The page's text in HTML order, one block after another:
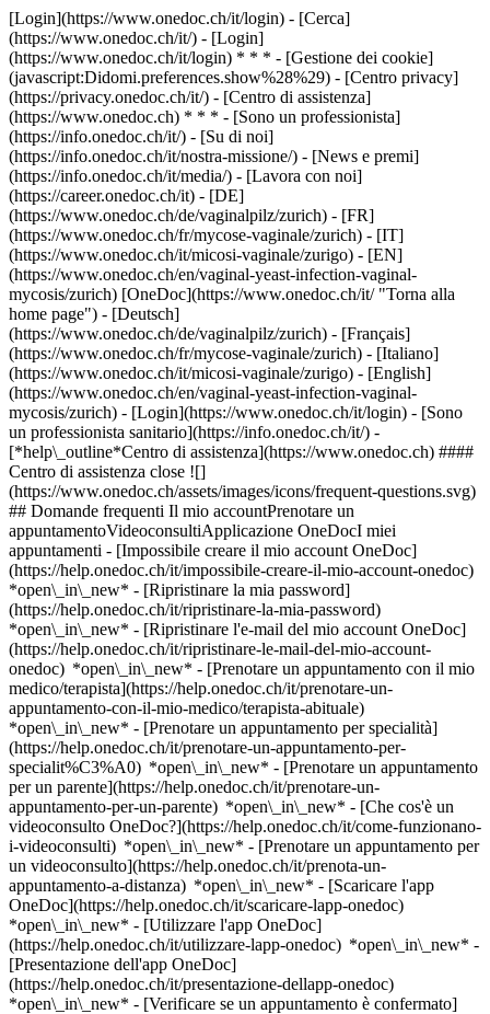
[Login](https://www.onedoc.ch/it/login) - [Cerca]
(https://www.onedoc.ch/it/) - [Login]
(https://www.onedoc.ch/it/login) * * * - [Gestione dei cookie]
(javascript:Didomi.preferences.show%28%29) - [Centro privacy]
(https://privacy.onedoc.ch/it/) - [Centro di assistenza]
(https://www.onedoc.ch) * * * - [Sono un professionista]
(https://info.onedoc.ch/it/) - [Su di noi]
(https://info.onedoc.ch/it/nostra-missione/) - [News e premi]
(https://info.onedoc.ch/it/media/) - [Lavora con noi]
(https://career.onedoc.ch/it) - [DE]
(https://www.onedoc.ch/de/vaginalpilz/zurich) - [FR]
(https://www.onedoc.ch/fr/mycose-vaginale/zurich) - [IT]
(https://www.onedoc.ch/it/micosi-vaginale/zurigo) - [EN]
(https://www.onedoc.ch/en/vaginal-yeast-infection-vaginal-
mycosis/zurich) [OneDoc](https://www.onedoc.ch/it/ "Torna alla
home page") - [Deutsch]
(https://www.onedoc.ch/de/vaginalpilz/zurich) - [Français]
(https://www.onedoc.ch/fr/mycose-vaginale/zurich) - [Italiano]
(https://www.onedoc.ch/it/micosi-vaginale/zurigo) - [English]
(https://www.onedoc.ch/en/vaginal-yeast-infection-vaginal-
mycosis/zurich) - [Login](https://www.onedoc.ch/it/login) - [Sono
un professionista sanitario](https://info.onedoc.ch/it/) -
[*help\_outline*Centro di assistenza](https://www.onedoc.ch) ####
Centro di assistenza close ![]
(https://www.onedoc.ch/assets/images/icons/frequent-questions.svg)
## Domande frequenti Il mio accountPrenotare un
appuntamentoVideoconsultiApplicazione OneDocI miei
appuntamenti - [Impossibile creare il mio account OneDoc]
(https://help.onedoc.ch/it/impossibile-creare-il-mio-account-onedoc)
*open\_in\_new* - [Ripristinare la mia password]
(https://help.onedoc.ch/it/ripristinare-la-mia-password)
*open\_in\_new* - [Ripristinare l'e-mail del mio account OneDoc]
(https://help.onedoc.ch/it/ripristinare-le-mail-del-mio-account-
onedoc) *open\_in\_new* - [Prenotare un appuntamento con il mio
medico/terapista](https://help.onedoc.ch/it/prenotare-un-
appuntamento-con-il-mio-medico/terapista-abituale)
*open\_in\_new* - [Prenotare un appuntamento per specialità]
(https://help.onedoc.ch/it/prenotare-un-appuntamento-per-
specialit%C3%A0) *open\_in\_new* - [Prenotare un appuntamento
per un parente](https://help.onedoc.ch/it/prenotare-un-
appuntamento-per-un-parente) *open\_in\_new* - [Che cos'è un
videoconsulto OneDoc?](https://help.onedoc.ch/it/come-funzionano-
i-videoconsulti) *open\_in\_new* - [Prenotare un appuntamento per
un videoconsulto](https://help.onedoc.ch/it/prenota-un-
appuntamento-a-distanza) *open\_in\_new* - [Scaricare l'app
OneDoc](https://help.onedoc.ch/it/scaricare-lapp-onedoc)
*open\_in\_new* - [Utilizzare l'app OneDoc]
(https://help.onedoc.ch/it/utilizzare-lapp-onedoc) *open\_in\_new* -
[Presentazione dell'app OneDoc]
(https://help.onedoc.ch/it/presentazione-dellapp-onedoc)
*open\_in\_new* - [Verificare se un appuntamento è confermato](https://help.onedoc.ch/it/verificare-se-un-appuntamento-%C3%A8-confermato) *open\_in\_new* - [Annullare un appuntamento prenotato online su OneDoc](https://help.onedoc.ch/it/annullare-un-appuntamento-prenotato-online-su-onedoc) *open\_in\_new* - [Non ho ricevuto la conferma dell'appuntamento](https://help.onedoc.ch/it/non-ho-ricevuto-la-conferma-dellappuntamento) *open\_in\_new* [Vedi tutti i nostri articoli *open\_in\_new*](https://help.onedoc.ch/it/) close ## Modifica la ricerca ![Casa con segno più che indica che la consultazione può essere effettuata in sede](https://www.onedoc.ch/assets/images/icons/on-site.svg) In loco ![Fotocamera con simbolo play che indica che la consultazione può essere effettuata a distanza in video](https://www.onedoc.ch/assets/images/icons/remote.svg) A distanza Cerca #### Specialità #### Professionisti #### Istituti edit Micosi vaginale a Zurigo tune Filtra per Nuovo paziente*keyboard\_arrow\_down* - Accettato*check\_circle* Lingua parlata*keyboard\_arrow\_down* - Bulgaro*check\_circle* - Croato*check\_circle* - Ebraico*check\_circle* - Francese*check\_circle* - Greco*check\_circle* - Inglese*check\_circle* - Italiano*check\_circle* - Olandese*check\_circle* - Portoghese*check\_circle* - Romancio*check\_circle* - Rumeno*check\_circle* - Russo*check\_circle* - Serbo*check\_circle* - Spagnolo*check\_circle* - Svedese*check\_circle* - Tedesco*check\_circle* - Turco*check\_circle* - Ucraino*check\_circle* - Ungherese*check\_circle* Sesso*keyboard\_arrow\_down* - Donna*check\_circle* - Uomo*check\_circle* Rete*keyboard\_arrow\_down* - mediX*check\_circle* Disponibilità*keyboard\_arrow\_down* - Disponibile oggi*check\_circle* - Entro i prossimi 3 giorni*check\_circle* - Entro i prossimi 7 giorni*check\_circle* - Entro i prossimi 14 giorni*check\_circle* # __Micosi vaginale__ a __Zurigo__: prenota il tuo appuntamento online oggi ## 63 risultati a Zurigo [![Dr.ssa med. (HU) Henriette Soos, OB-GYN (ostetrico-ginecologo) a Zurigo](https://assets.onedoc.ch/images/users/236288733c0299b2d9119ce44a891f4491ee93857d419a6ef6c0afacbee6b283-small.jpg "Dr.ssa med. (HU) Henriette Soos, OB-GYN (ostetrico-ginecologo) a Zurigo")](https://www.onedoc.ch/it/ob-gyn-ostetrico-ginecologo/zurigo/pc2wt/dr-med-hu-henriette-soos) ### [Dr.ssa med. (HU) Henriette Soos](https://www.onedoc.ch/it/ob-gyn-ostetrico-ginecologo/zurigo/pc2wt/dr-med-hu-henriette-soos) ![Badge che indica un profilo verificato](https://www.onedoc.ch/assets/images/icons/checkmark.svg) [OB-GYN (ostetrico-ginecologo)](https://www.onedoc.ch/it/ob-gyn-ostetrico-ginecologo/zurigo) [gynpoint Bahnhofplatz](https://www.onedoc.ch/it/studio-medico/zurigo/ebegf/gynpoint-bahnhofplatz) Bahnhofplatz 5 8001 Zurigo ![Icona paziente con segno più che indica che il professionista accetta nuovi pazienti](https://www.onedoc.ch/assets/images/icons/new-patients.svg)Accetta nuovi pazienti [Prenota un appuntamento](https://www.onedoc.ch/it/ob-gyn-ostetrico-ginecologo/zurigo/pc2wt/dr-med-hu-henriette-soos) Competenze: Micosi vaginale, [Contraccezione d'emergenza](https://www.onedoc.ch/it/contraccezione-d-emergenza/zurigo), [Emergenza ginecologica](https://www.onedoc.ch/it/emergenza-ginecologica/zurigo), [Trattamento con laser CO2 | Trattamento con laser CO2 frazionato](https://www.onedoc.ch/it/trattamento-con-laser-co2-trattamento-con-laser-co2-frazionato/zurigo), [Infezione delle vie urinarie | Cistite (IVU)](https://www.onedoc.ch/it/infezione-delle-vie-urinarie-cistite-ivu/zurigo), [Diabete gestazionale](https://www.onedoc.ch/it/diabete-gestazionale/zurigo), [Trattamento laser ginecologico | Laser Vaginale](https://www.onedoc.ch/it/trattamento-laser-ginecologico-laser-vaginale/zurigo), [Analisi ormonale](https://www.onedoc.ch/it/analisi-ormonale/zurigo), [Virus del papilloma umano (HPV) | PAP test](https://www.onedoc.ch/it/virus-del-papilloma-umano-hpv-pap-test/zurigo), [Misurazione del livello di ferro | Ferritina](https://www.onedoc.ch/it/misurazione-del-livello-di-ferro-ferritina/zurigo), [Monitoraggio gravidanza](https://www.onedoc.ch/it/monitoraggio-gravidanza/zurigo), [Malattie sessualmente trasmissibili | Infezioni sessualmente trasmissibili (MST/IST)](https://www.onedoc.ch/it/malattie-sessualmente-trasmissibili-infezioni-sessualmente-trasmissibili-mst-ist/zurigo), [Ecografia in gravidanza](https://www.onedoc.ch/it/ecografia-in-gravidanza/zurigo), [Dispositivo intrauterino](https://www.onedoc.ch/it/dispositivo-intrauterino/zurigo), [Contraccezione](https://www.onedoc.ch/it/contraccezione/zurigo), [Pillola contraccettiva](https://www.onedoc.ch/it/pillola-contraccettiva/zurigo), [Impianto contraccettivo](https://www.onedoc.ch/it/impianto-contraccettivo/zurigo), [Screening infezione urinaria](https://www.onedoc.ch/it/screening-infezione-urinaria/zurigo), [Vaccinazione contro il virus del papilloma umano (HPV)](https://www.onedoc.ch/it/vaccinazione-contro-il-virus-del-papilloma-umano-hpv/zurigo), [Menopausa](https://www.onedoc.ch/it/menopausa/zurigo), [Test della vitamina D](https://www.onedoc.ch/it/test-della-vitamina-d/zurigo), [Ginecologia estetica](https://www.onedoc.ch/it/ginecologia-estetica/zurigo)Vedi di più *chevron\_left* lun 03 ago *chevron\_right* Vedi più appuntamenti *error\_outline* Si è verificato un errore durante il caricamento della disponibilità [Riprova](https://www.onedoc.ch) Competenze: Micosi vaginale, [Contraccezione d'emergenza](https://www.onedoc.ch/it/contraccezione-d-emergenza/zurigo), [Emergenza ginecologica](https://www.onedoc.ch/it/emergenza-ginecologica/zurigo), [Trattamento con laser CO2 | Trattamento con laser CO2 frazionato](https://www.onedoc.ch/it/trattamento-con-laser-co2-trattamento-con-laser-co2-frazionato/zurigo), [Infezione delle vie urinarie | Cistite (IVU)](https://www.onedoc.ch/it/infezione-delle-vie-urinarie-cistite-ivu/zurigo), [Diabete gestazionale](https://www.onedoc.ch/it/diabete-gestazionale/zurigo), [Trattamento laser ginecologico | Laser Vaginale](https://www.onedoc.ch/it/trattamento-laser-ginecologico-laser-vaginale/zurigo), [Analisi ormonale](https://www.onedoc.ch/it/analisi-ormonale/zurigo), [Virus del papilloma umano (HPV) | PAP test](https://www.onedoc.ch/it/virus-del-papilloma-umano-hpv-pap-test/zurigo), [Misurazione del livello di ferro | Ferritina](https://www.onedoc.ch/it/misurazione-del-livello-di-ferro-ferritina/zurigo), [Monitoraggio gravidanza](https://www.onedoc.ch/it/monitoraggio-gravidanza/zurigo), [Malattie sessualmente trasmissibili | Infezioni sessualmente trasmissibili (MST/IST)](https://www.onedoc.ch/it/malattie-sessualmente-trasmissibili-infezioni-sessualmente-trasmissibili-mst-ist/zurigo), [Ecografia in gravidanza](https://www.onedoc.ch/it/ecografia-in-gravidanza/zurigo), [Dispositivo intrauterino](https://www.onedoc.ch/it/dispositivo-intrauterino/zurigo), [Contraccezione](https://www.onedoc.ch/it/contraccezione/zurigo), [Pillola contraccettiva](https://www.onedoc.ch/it/pillola-contraccettiva/zurigo), [Impianto contraccettivo](https://www.onedoc.ch/it/impianto-contraccettivo/zurigo), [Screening infezione urinaria](https://www.onedoc.ch/it/screening-infezione-urinaria/zurigo), [Vaccinazione contro il virus del papilloma umano (HPV)](https://www.onedoc.ch/it/vaccinazione-contro-il-virus-del-papilloma-umano-hpv/zurigo), [Menopausa](https://www.onedoc.ch/it/menopausa/zurigo), [Test della vitamina D](https://www.onedoc.ch/it/test-della-vitamina-d/zurigo), [Ginecologia estetica](https://www.onedoc.ch/it/ginecologia-estetica/zurigo)Vedi di più [![Dr. med. Eduard Vlajkovic, OB-GYN (ostetrico-ginecologo) a Zurigo](https://assets.onedoc.ch/images/users/deb44dde8db166181715c8369135a3bb49e834d3a1cee3da2ed8a91819cf8440-small.jpg "Dr. med. Eduard Vlajkovic, OB-GYN (ostetrico-ginecologo) a Zurigo")](https://www.onedoc.ch/it/ob-gyn-ostetrico-ginecologo/zurigo/pc1b5/dr-med-eduard-vlajkovic) ### [Dr. med. Eduard Vlajkovic](https://www.onedoc.ch/it/ob-gyn-ostetrico-ginecologo/zurigo/pc1b5/dr-med-eduard-vlajkovic) ![Badge che indica un profilo verificato](https://www.onedoc.ch/assets/images/icons/checkmark.svg) [OB-GYN (ostetrico-ginecologo)](https://www.onedoc.ch/it/ob-gyn-ostetrico-ginecologo/zurigo) [Frauen-Permanence Zürich](https://www.onedoc.ch/it/studio-medico/zurigo/ebed7/frauen-permanence-zurich) Kreuzbühlstrasse 1 8008 Zurigo ![Icona paziente con segno più che indica che il professionista accetta nuovi pazienti](https://www.onedoc.ch/assets/images/icons/new-patients.svg)Accetta nuovi pazienti [Prenota un appuntamento](https://www.onedoc.ch/it/ob-gyn-ostetrico-ginecologo/zurigo/pc1b5/dr-med-eduard-vlajkovic) Competenze: Micosi vaginale, [Controllo annuale](https://www.onedoc.ch/it/controllo-annuale/zurigo), [Contraccezione](https://www.onedoc.ch/it/contraccezione/zurigo), [Endometriosi](https://www.onedoc.ch/it/endometriosi/zurigo), [Analisi ormonale](https://www.onedoc.ch/it/analisi-ormonale/zurigo), [Screening infezione urinaria](https://www.onedoc.ch/it/screening-infezione-urinaria/zurigo), [Emergenza ginecologica](https://www.onedoc.ch/it/emergenza-ginecologica/zurigo), [Pianificazione familiare](https://www.onedoc.ch/it/pianificazione-familiare/zurigo), [Monitoraggio gravidanza](https://www.onedoc.ch/it/monitoraggio-gravidanza/zurigo)Vedi di più *chevron\_left* lun 03 ago *chevron\_right* Vedi più appuntamenti *error\_outline* Si è verificato un errore durante il caricamento della disponibilità [Riprova](https://www.onedoc.ch) Competenze: Micosi vaginale, [Controllo annuale](https://www.onedoc.ch/it/controllo-annuale/zurigo), [Contraccezione](https://www.onedoc.ch/it/contraccezione/zurigo), [Endometriosi](https://www.onedoc.ch/it/endometriosi/zurigo), [Analisi ormonale](https://www.onedoc.ch/it/analisi-ormonale/zurigo), [Screening infezione urinaria](https://www.onedoc.ch/it/screening-infezione-urinaria/zurigo), [Emergenza ginecologica](https://www.onedoc.ch/it/emergenza-gineco